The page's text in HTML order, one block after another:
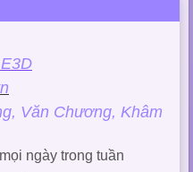
Văn Chương, Khâm
ngày trong tuần